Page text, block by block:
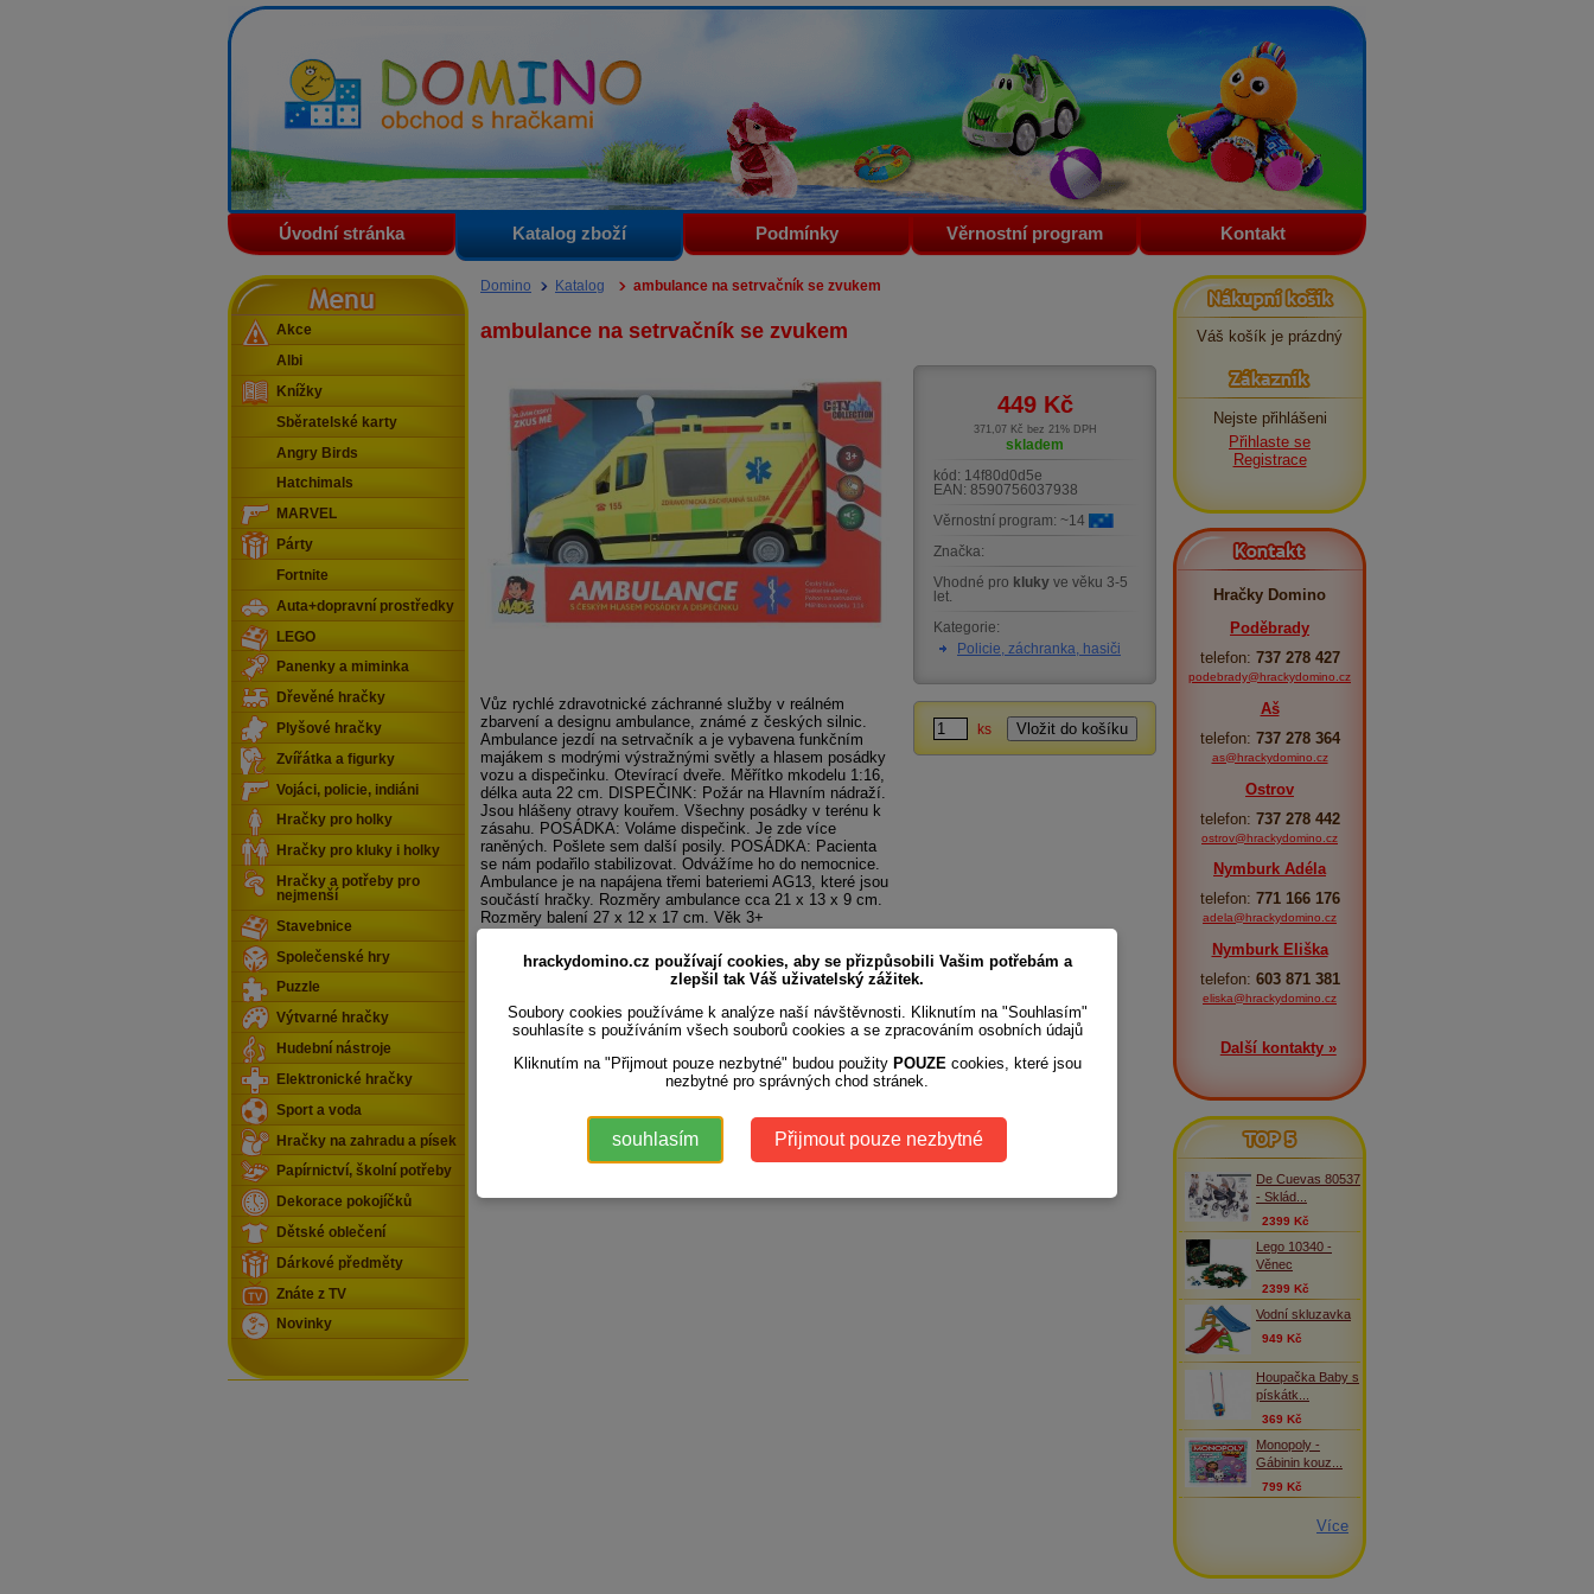
Domino - obchod s hračkami
Úvodní stránka Katalog zboží Podmínky Věrnostní program Kontakt
Domino Katalog ambulance na setrvačník se zvukem
ambulance na setrvačník se zvukem
Vůz rychlé zdravotnické záchranné služby v reálném
zbarvení a designu ambulance, známé z českých silnic.
Ambulance jezdí na setrvačník a je vybavena funkčním
majákem s modrými výstražnými světly a hlasem posádky
vozu a dispečinku. Otevírací dveře. Měřítko mkodelu 1:16,
délka auta 22 cm. DISPEČINK: Požár na Hlavním nádraží.
Jsou hlášeny otravy kouřem. Všechny posádky v terénu k
zásahu. POSÁDKA: Voláme dispečink. Je zde více
raněných. Pošlete sem další posily. POSÁDKA: Pacienta
se nám podařilo stabilizovat. Odvážíme ho do nemocnice.
Ambulance je na napájena třemi bateriemi AG13, které jsou
součástí hračky. Rozměry ambulance cca 21 x 13 x 9 cm.
Rozměry balení 27 x 12 x 17 cm. Věk 3+
449 Kč
371,07 Kč bez 21% DPH
skladem
kód: 14f80d0d5e
EAN: 8590756037938
Věrnostní program: ~14
Značka:
Vhodné pro kluky ve věku 3-5
let.
Kategorie:
Policie, záchranka, hasiči
ks
Menu
Akce
Albi
Knížky
Sběratelské karty
Angry Birds
Hatchimals
MARVEL
Párty
Fortnite
Auta+dopravní prostředky
LEGO
Panenky a miminka
Dřevěné hračky
Plyšové hračky
Zvířátka a figurky
Vojáci, policie, indiáni
Hračky pro holky
Hračky pro kluky i holky
Hračky a potřeby pro
nejmenší
Stavebnice
Společenské hry
Puzzle
Výtvarné hračky
Hudební nástroje
Elektronické hračky
Sport a voda
Hračky na zahradu a písek
Papírnictví, školní potřeby
Dekorace pokojíčků
Dětské oblečení
Dárkové předměty
Znáte z TV
Novinky
Nákupní košík
Váš košík je prázdný
Zákazník
Nejste přihlášeni
Přihlaste se
Registrace
Kontakt
Hračky Domino
Poděbrady
telefon: 737 278 427
podebrady@hrackydomino.cz
Aš
telefon: 737 278 364
as@hrackydomino.cz
Ostrov
telefon: 737 278 442
ostrov@hrackydomino.cz
Nymburk Adéla
telefon: 771 166 176
adela@hrackydomino.cz
Nymburk Eliška
telefon: 603 871 381
eliska@hrackydomino.cz
Další kontakty »
TOP 5
De Cuevas 80537
- Sklád...
2399 Kč
Lego 10340 -
Věnec
2399 Kč
Vodní skluzavka
949 Kč
Houpačka Baby s
pískátk...
369 Kč
Monopoly -
Gábinin kouz...
799 Kč
Více
hrackydomino.cz používají cookies, aby se přizpůsobili Vašim potřebám a
zlepšil tak Váš uživatelský zážitek.
Soubory cookies používáme k analýze naší návštěvnosti. Kliknutím na "Souhlasím"
souhlasíte s používáním všech souborů cookies a se zpracováním osobních údajů
Kliknutím na "Přijmout pouze nezbytné" budou použity POUZE cookies, které jsou
nezbytné pro správných chod stránek.
souhlasím Přijmout pouze nezbytné